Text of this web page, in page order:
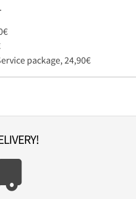
package, 24,90€